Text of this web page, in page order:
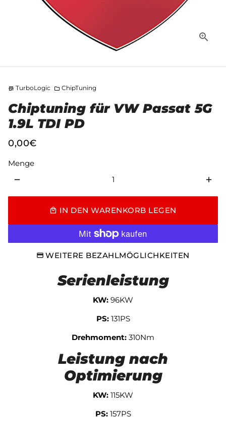
store TurboLogic folder ChipTuning
Chiptuning für VW Passat 5G
1.9L TDI PD
0,00€
Menge
remove add
local_mall IN DEN WARENKORB LEGEN
WEITERE BEZAHLMÖGLICHKEITEN
Serienleistung
KW: 96KW
PS: 131PS
Drehmoment: 310Nm
Leistung nach
Optimierung
KW: 115KW
PS: 157PS